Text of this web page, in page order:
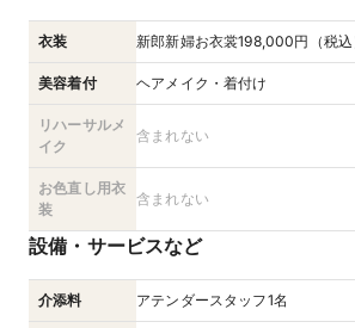
衣装 新郎新婦お衣裳198,000円（税込
美容着付 ヘアメイク・着付け
リハーサルメ
イク
含まれない
お色直し用衣
装
含まれない
設備・サービスなど
介添料 アテンダースタッフ1名